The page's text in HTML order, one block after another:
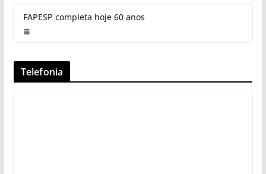
FAPESP completa hoje 60 anos
Telefonia